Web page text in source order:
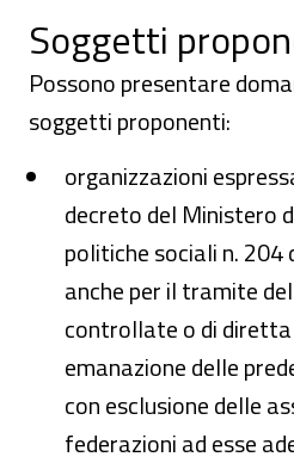
Soggetti
Possono presentare
soggetti proponenti:
organizzazioni
decreto del Ministero
politiche sociali n.
anche per il tramite
controllate o di diretta
emanazione delle
con esclusione delle
federazioni ad esse